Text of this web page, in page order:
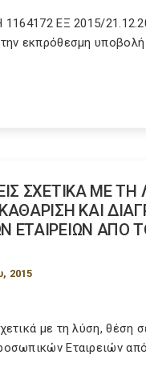
ΕΞ 2015/
την εκπρόθεσμη
ΣΧΕΤΙΚΑ ΜΕ ΤΗ
ΚΑΙ
ΕΤΑΙΡΕΙΩΝ ΑΠΟ
2015
με τη λύση, θέση
Εταιρειών